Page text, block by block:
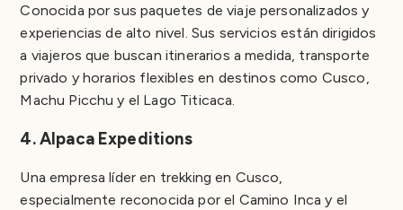
Conocida por sus paquetes de viaje personalizados y
experiencias de alto nivel. Sus servicios están dirigidos
a viajeros que buscan itinerarios a medida, transporte
privado y horarios flexibles en destinos como Cusco,
Machu Picchu y el Lago Titicaca.
4. Alpaca Expeditions
Una empresa líder en trekking en Cusco,
especialmente reconocida por el Camino Inca y el